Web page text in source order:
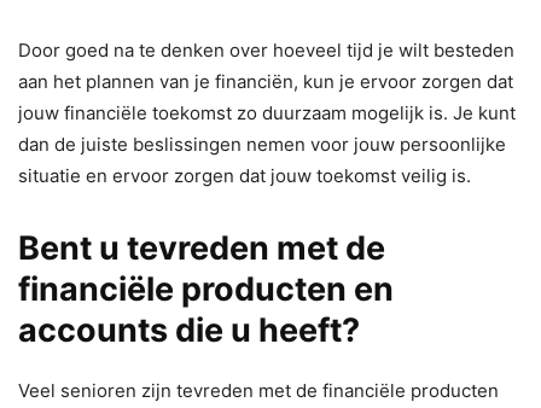
Door goed na te denken over hoeveel tijd je wilt besteden
aan het plannen van je financiën, kun je ervoor zorgen dat
jouw financiële toekomst zo duurzaam mogelijk is. Je kunt
dan de juiste beslissingen nemen voor jouw persoonlijke
situatie en ervoor zorgen dat jouw toekomst veilig is.
Bent u tevreden met de
financiële producten en
accounts die u heeft?
Veel senioren zijn tevreden met de financiële producten